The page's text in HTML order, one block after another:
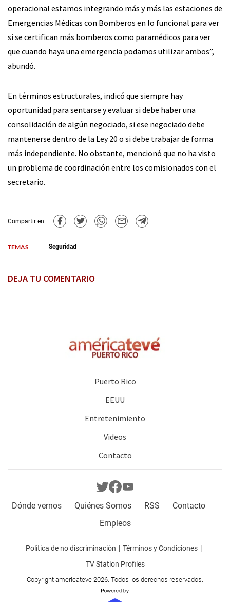
operacional estamos integrando más y más las estaciones de
Emergencias Médicas con Bomberos en lo funcional para ver
si se certifican más bomberos como paramédicos para ver
que cuando haya una emergencia podamos utilizar ambos”,
abundó.
En términos estructurales, indicó que siempre hay
oportunidad para sentarse y evaluar si debe haber una
consolidación de algún negociado, si ese negociado debe
mantenerse dentro de la Ley 20 o si debe trabajar de forma
más independiente. No obstante, mencionó que no ha visto
un problema de coordinación entre los comisionados con el
secretario.
Compartir en:
TEMAS Seguridad
DEJA TU COMENTARIO
Puerto Rico
EEUU
Entretenimiento
Videos
Contacto
Dónde vernos Quiénes Somos RSS
Contacto
Empleos
Política de no discriminación
Términos y Condiciones
TV Station Profiles
Copyright americateve 2026. Todos los derechos reservados.